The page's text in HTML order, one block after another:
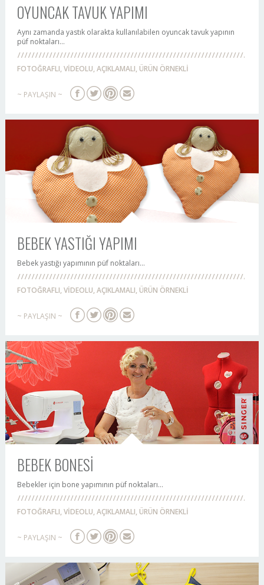
OYUNCAK TAVUK YAPIMI
Aynı zamanda yastık olarakta kullanılabilen oyuncak tavuk yapının
püf noktaları...
FOTOĞRAFLI, VİDEOLU, AÇIKLAMALI, ÜRÜN ÖRNEKLİ
~ PAYLAŞIN ~
BEBEK YASTIĞI YAPIMI
Bebek yastığı yapımının püf noktaları...
FOTOĞRAFLI, VİDEOLU, AÇIKLAMALI, ÜRÜN ÖRNEKLİ
~ PAYLAŞIN ~
BEBEK BONESİ
Bebekler için bone yapımının püf noktaları...
FOTOĞRAFLI, VİDEOLU, AÇIKLAMALI, ÜRÜN ÖRNEKLİ
~ PAYLAŞIN ~